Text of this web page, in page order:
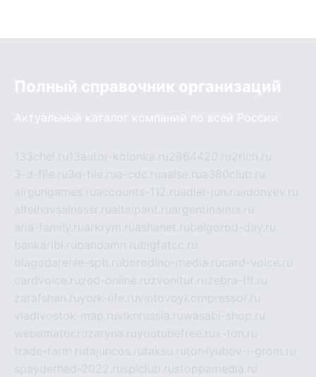
Полный справочник организаций
Актуальный каталог компаний по всей России
133chel.ru13autor-kolonka.ru2864420.ru2rich.ru
3-d-file.ru3d-file.rua-cdc.ruaalse.rua380club.ru
airgungames.ruaccounts-112.ruadler-jun.ruadonyev.ru
alfeihavsalnassr.rualtaipant.ruargentinamia.ru
aria-family.ruarkrym.ruashanet.rubelgorod-day.ru
bankaribi.rubandamn.rubigfatcc.ru
blagodarenie-spb.ruborodino-media.rucard-voice.ru
cardvoice.ruzed-online.ruzvonitut.ruzebra-tlt.ru
zarafshan.ruyork-life.ruvintovoykompressor.ru
vladivostok-map.ruvlknrussia.ruwasabi-shop.ru
webamator.ruzaryna.ruyoutubefree.rux-ton.ru
trade-farm.rutajuncos.rutaksu.rutor-lyubov-i-grom.ru
spayderhed-2022.rusplclub.rustoppamedia.ru